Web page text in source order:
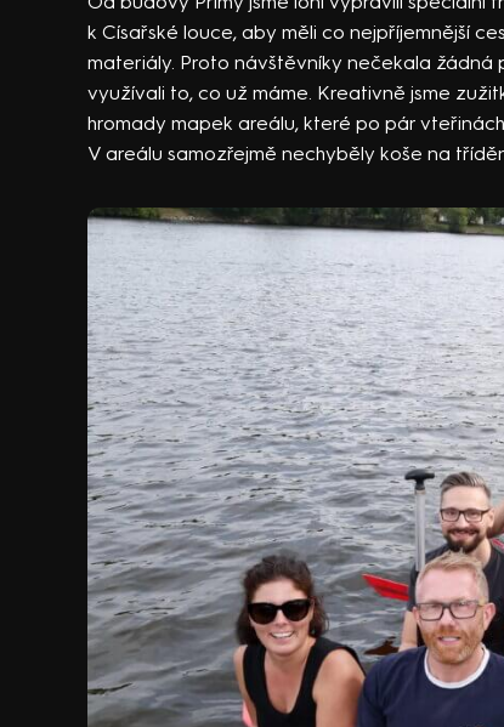
k Císařské louce, aby měli co nejpříjemnější
materiály. Proto návštěvníky nečekala
využívali to, co už máme. Kreativně jsme
hromady mapek areálu, které po pár
V areálu samozřejmě nechyběly koše na